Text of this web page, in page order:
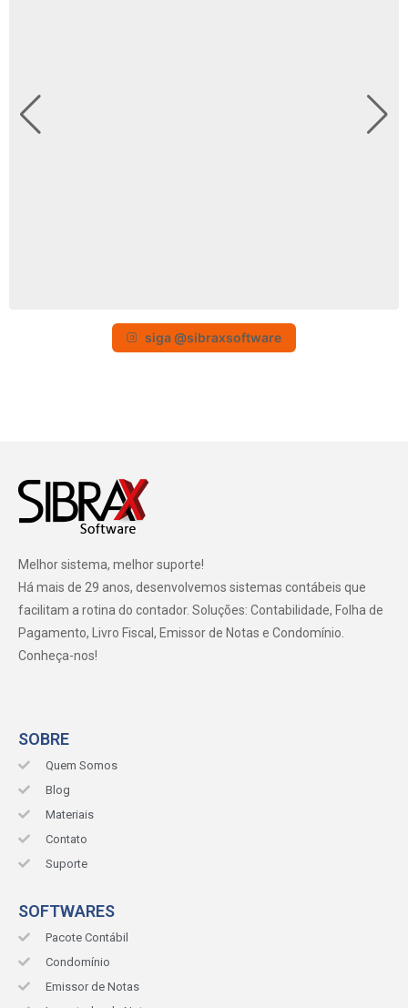
siga @sibraxsoftware
Melhor sistema, melhor suporte!
Há mais de 29 anos, desenvolvemos sistemas contábeis que
facilitam a rotina do contador. Soluções: Contabilidade, Folha de
Pagamento, Livro Fiscal, Emissor de Notas e Condomínio.
Conheça-nos!
SOBRE
Quem Somos
Blog
Materiais
Contato
Suporte
SOFTWARES
Pacote Contábil
Condomínio
Emissor de Notas